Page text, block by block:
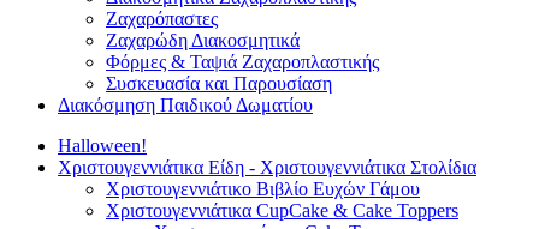
Ζαχαρόπαστες
Ζαχαρώδη Διακοσμητικά
Φόρμες & Ταψιά Ζαχαροπλαστικής
Συσκευασία και Παρουσίαση
Διακόσμηση Παιδικού Δωματίου
Halloween!
Χριστουγεννιάτικα Είδη - Χριστουγεννιάτικα Στολίδια
Χριστουγεννιάτικο Βιβλίο Ευχών Γάμου
Χριστουγεννιάτικα CupCake & Cake Toppers